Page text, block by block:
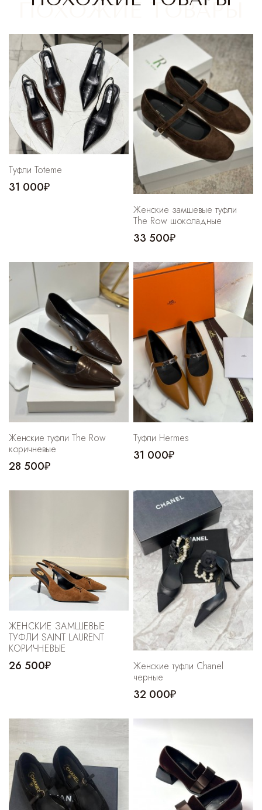
Туфли Toteme
31 000₽
Женские замшевые туфли
The Row шоколадные
33 500₽
Женские туфли The Row
коричневые
28 500₽
Туфли Hermes
31 000₽
ЖЕНСКИЕ ЗАМШЕВЫЕ
ТУФЛИ SAINT LAURENT
КОРИЧНЕВЫЕ
26 500₽
Женские туфли Chanel
черные
32 000₽
Cпортивные брюки
Комбинезоны